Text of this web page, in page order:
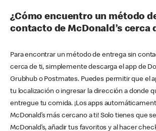
¿Cómo encuentro un método
contacto de McDonald’s cerca
Para encontrar un método de entrega sin
cerca de ti, simplemente descarga el app de
Grubhub o Postmates. Puedes permitir que el
tu localización o ingresar la dirección a donde
entregue tu comida. ¡Los apps
McDonald’s más cercano a ti! Solo tienes que
McDonald’s, añadir tus favoritos y al hacer